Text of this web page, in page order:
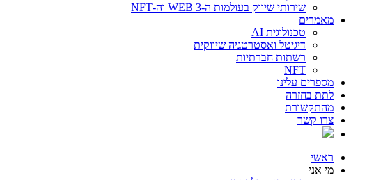
שירותי שיווק בעולמות ה-WEB 3 וה-NFT
מאמרים
טכנולוגית AI
דיגיטל ואסטרטגיה שיווקית
רשתות חברתיות
NFT
מספרים עלינו
לתת בחזרה
מהתקשורת
צרו קשר
ראשי
מי אני